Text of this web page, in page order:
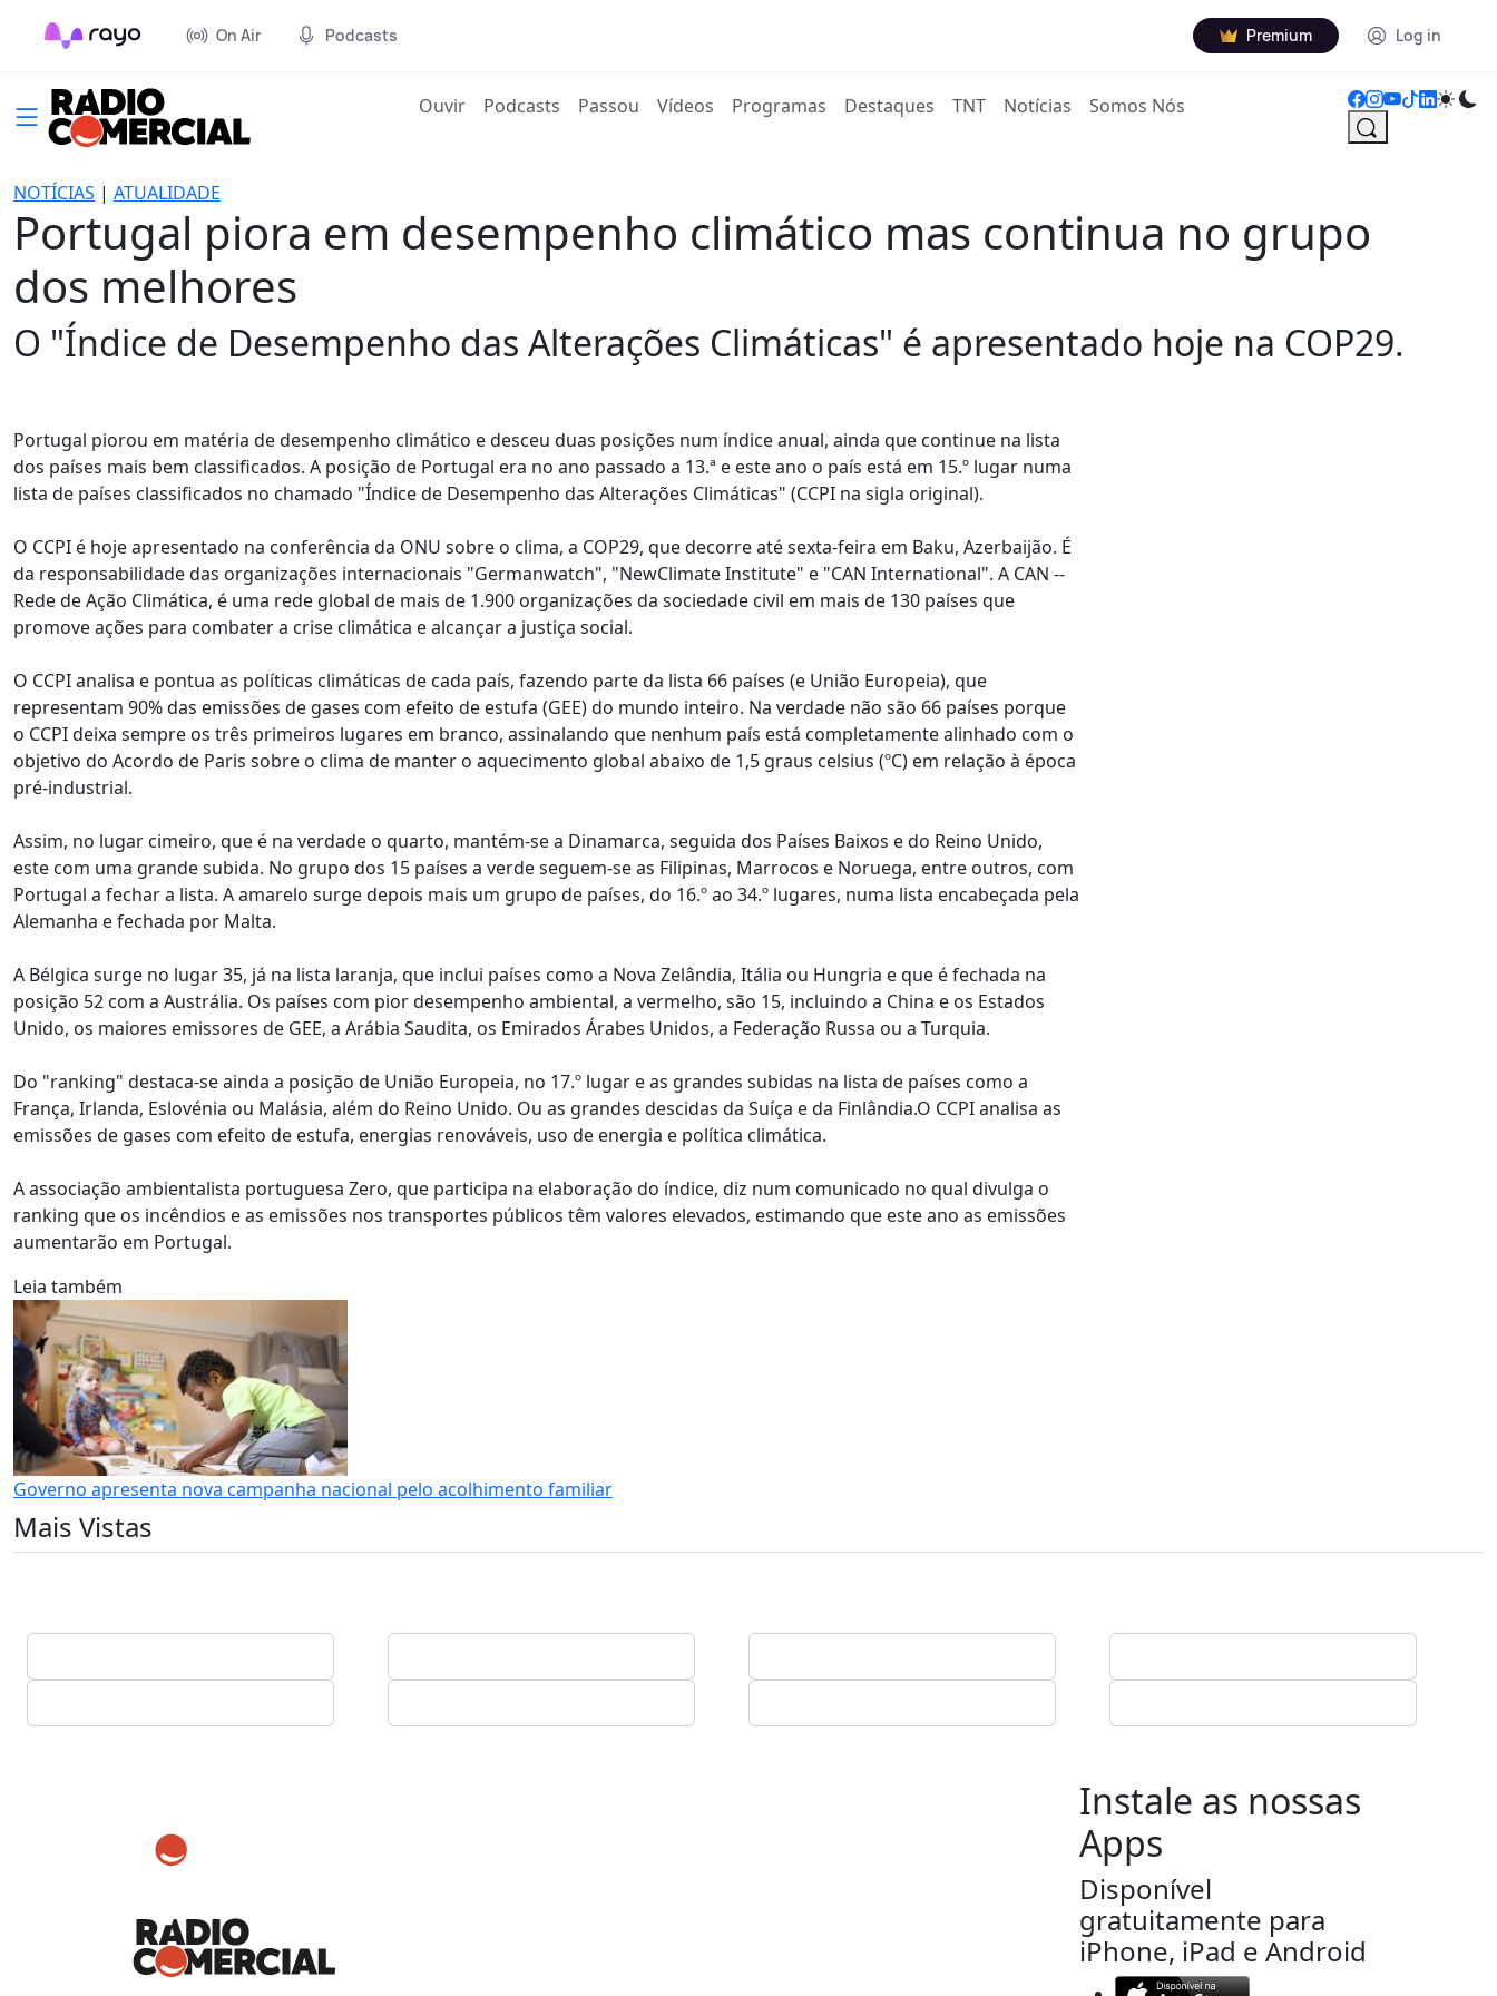
On Air Podcasts Premium Log in
Ouvir(current)
Podcasts Passou Vídeos Programas Destaques TNT Notícias Somos Nós
NOTÍCIAS | ATUALIDADE
Portugal piora em desempenho climático mas continua no grupo
dos melhores
O "Índice de Desempenho das Alterações Climáticas" é apresentado hoje na COP29.
Portugal piorou em matéria de desempenho climático e desceu duas posições num índice anual, ainda que continue na lista
dos países mais bem classificados. A posição de Portugal era no ano passado a 13.ª e este ano o país está em 15.º lugar numa
lista de países classificados no chamado "Índice de Desempenho das Alterações Climáticas" (CCPI na sigla original).
O CCPI é hoje apresentado na conferência da ONU sobre o clima, a COP29, que decorre até sexta-feira em Baku, Azerbaijão. É
da responsabilidade das organizações internacionais "Germanwatch", "NewClimate Institute" e "CAN International". A CAN --
Rede de Ação Climática, é uma rede global de mais de 1.900 organizações da sociedade civil em mais de 130 países que
promove ações para combater a crise climática e alcançar a justiça social.
O CCPI analisa e pontua as políticas climáticas de cada país, fazendo parte da lista 66 países (e União Europeia), que
representam 90% das emissões de gases com efeito de estufa (GEE) do mundo inteiro. Na verdade não são 66 países porque
o CCPI deixa sempre os três primeiros lugares em branco, assinalando que nenhum país está completamente alinhado com o
objetivo do Acordo de Paris sobre o clima de manter o aquecimento global abaixo de 1,5 graus celsius (ºC) em relação à época
pré-industrial.
Assim, no lugar cimeiro, que é na verdade o quarto, mantém-se a Dinamarca, seguida dos Países Baixos e do Reino Unido,
este com uma grande subida. No grupo dos 15 países a verde seguem-se as Filipinas, Marrocos e Noruega, entre outros, com
Portugal a fechar a lista. A amarelo surge depois mais um grupo de países, do 16.º ao 34.º lugares, numa lista encabeçada pela
Alemanha e fechada por Malta.
A Bélgica surge no lugar 35, já na lista laranja, que inclui países como a Nova Zelândia, Itália ou Hungria e que é fechada na
posição 52 com a Austrália. Os países com pior desempenho ambiental, a vermelho, são 15, incluindo a China e os Estados
Unido, os maiores emissores de GEE, a Arábia Saudita, os Emirados Árabes Unidos, a Federação Russa ou a Turquia.
Do "ranking" destaca-se ainda a posição de União Europeia, no 17.º lugar e as grandes subidas na lista de países como a
França, Irlanda, Eslovénia ou Malásia, além do Reino Unido. Ou as grandes descidas da Suíça e da Finlândia.O CCPI analisa as
emissões de gases com efeito de estufa, energias renováveis, uso de energia e política climática.
A associação ambientalista portuguesa Zero, que participa na elaboração do índice, diz num comunicado no qual divulga o
ranking que os incêndios e as emissões nos transportes públicos têm valores elevados, estimando que este ano as emissões
aumentarão em Portugal.
Leia também
Governo apresenta nova campanha nacional pelo acolhimento familiar
Mais Vistas
Instale as nossas
Apps
Disponível
gratuitamente para
iPhone, iPad e Android